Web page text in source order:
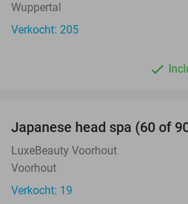
Wuppertal
Verkocht: 205
Japanese head spa (60 of
LuxeBeauty Voorhout
Voorhout
Verkocht: 19